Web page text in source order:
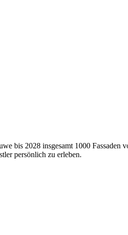
bis 2028 insgesamt 1000
persönlich zu erleben.